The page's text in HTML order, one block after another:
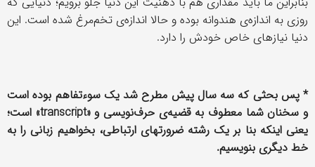
روزی به اندازه‌ی هندوانه بوده و حالا اندازه‌ی تخم‌مرغ شده است. این
دنیا نیازهای خاص خودش را دارد.
* پس بحثی که سه سال پیش مطرح شد یک سوءتفاهم بوده است
و سخنان شما معطوف به قضیه‌ی حرف‌نویسی و «transcript» است؛
یعنی اینکه بنا بر یک رشته ضرورت­های ارتباطی، بخواهیم زبانی را به
خط دیگری بنویسیم.